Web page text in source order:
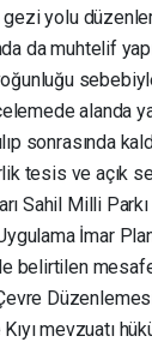
yolu
muhtelif
alanda
sonrasında
tesis ve açık
Sahil Milli
İmar
belirtilen
mevzuatı